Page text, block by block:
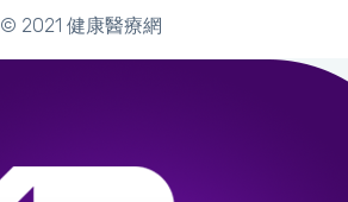
© 2021 健康醫療網